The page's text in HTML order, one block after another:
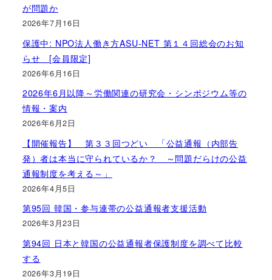
が問題か
2026年7月16日
保護中: NPO法人働き方ASU-NET 第１４回総会のお知
らせ [会員限定]
2026年6月16日
2026年6月以降～労働関連の研究会・シンポジウム等の
情報・案内
2026年6月2日
【開催報告】 第３３回つどい 「公益通報（内部告
発）者は本当に守られているか？ ～問題だらけの公益
通報制度を考える～」
2026年4月5日
第95回 韓国・参与連帯の公益通報者支援活動
2026年3月23日
第94回 日本と韓国の公益通報者保護制度を調べて比較
する
2026年3月19日